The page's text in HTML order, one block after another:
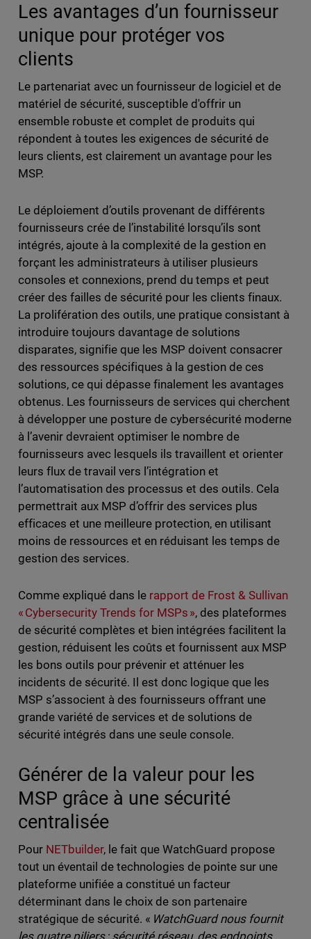
Les avantages d’un fournisseur
unique pour protéger vos
clients
Le partenariat avec un fournisseur de logiciel et de
matériel de sécurité, susceptible d'offrir un
ensemble robuste et complet de produits qui
répondent à toutes les exigences de sécurité de
leurs clients, est clairement un avantage pour les
MSP.
Le déploiement d’outils provenant de différents
fournisseurs crée de l’instabilité lorsqu’ils sont
intégrés, ajoute à la complexité de la gestion en
forçant les administrateurs à utiliser plusieurs
consoles et connexions, prend du temps et peut
créer des failles de sécurité pour les clients finaux.
La prolifération des outils, une pratique consistant à
introduire toujours davantage de solutions
disparates, signifie que les MSP doivent consacrer
des ressources spécifiques à la gestion de ces
solutions, ce qui dépasse finalement les avantages
obtenus. Les fournisseurs de services qui cherchent
à développer une posture de cybersécurité moderne
à l’avenir devraient optimiser le nombre de
fournisseurs avec lesquels ils travaillent et orienter
leurs flux de travail vers l’intégration et
l’automatisation des processus et des outils. Cela
permettrait aux MSP d’offrir des services plus
efficaces et une meilleure protection, en utilisant
moins de ressources et en réduisant les temps de
gestion des services.
Comme expliqué dans le rapport de Frost & Sullivan
« Cybersecurity Trends for MSPs », des plateformes
de sécurité complètes et bien intégrées facilitent la
gestion, réduisent les coûts et fournissent aux MSP
les bons outils pour prévenir et atténuer les
incidents de sécurité. Il est donc logique que les
MSP s’associent à des fournisseurs offrant une
grande variété de services et de solutions de
sécurité intégrés dans une seule console.
Générer de la valeur pour les
MSP grâce à une sécurité
centralisée
Pour NETbuilder, le fait que WatchGuard propose
tout un éventail de technologies de pointe sur une
plateforme unifiée a constitué un facteur
déterminant dans le choix de son partenaire
stratégique de sécurité. « WatchGuard nous fournit